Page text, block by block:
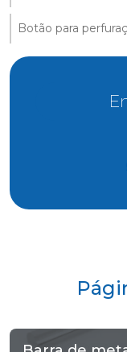
Botão para